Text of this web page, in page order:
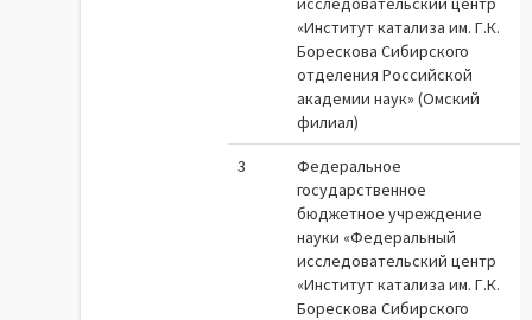
«Институт катализа им. Г.К.
Борескова Сибирского
отделения Российской
академии наук» (Омский
филиал)
3
Федеральное
государственное
бюджетное учреждение
науки «Федеральный
исследовательский центр
«Институт катализа им. Г.К.
Борескова Сибирского